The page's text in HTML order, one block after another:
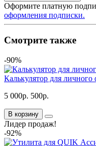
Оформите платную
оформления подписки.
Смотрите также
-90%
Калькулятор для
5 000р. 500р.
В корзину
Лидер продаж!
-92%